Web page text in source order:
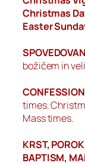
Christmas
Easter
božičem in
times.
Mass times.
KRST,
BAPTISM,